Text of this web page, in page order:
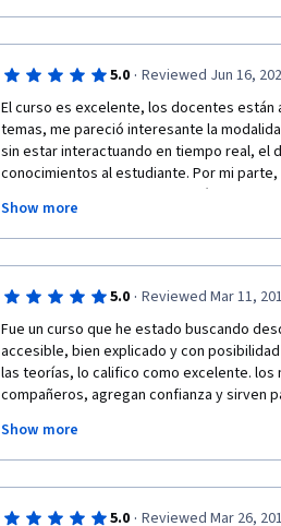
5.0 · Reviewed Jun 16,
El curso es excelente, los docentes
temas, me pareció interesante la
sin estar interactuando en tiempo real, el
conocimientos al estudiante. Por mi
en responsabilidad, organización y
para lograr finalizar con este curso.
oportunidad que dan a los tesistas, es un
modalidad, muchas veces no
cada tarea y cada punto de vista
agradecida,
Milsi López
Show more
5.0 · Reviewed Mar 11,
Fue un curso que he estado buscando
accesible, bien explicado y con
las teorías, lo califico como excelente.
compañeros, agregan confianza y sirven
aprendidos.  Muy agradecida por esta
curso...proximamente.  Las devoluciones
ayudan a crecer. Fue un placer tomar
este servicio, abierto a todo el mundo!!
Show more
5.0 · Reviewed Mar 26,